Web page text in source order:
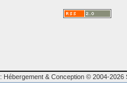
.: Hébergement & Conception © 2004-